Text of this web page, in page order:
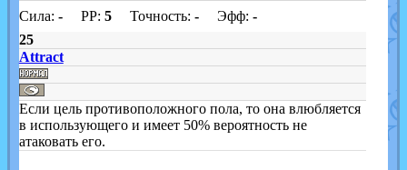
Сила: -PP: 5Точность: -Эфф: -
25
Attract
Если цель противоположного пола, то она влюбляется
в использующего и имеет 50% вероятность не
атаковать его.